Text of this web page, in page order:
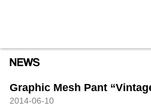
Graphic Mesh Pant
2014-06-10